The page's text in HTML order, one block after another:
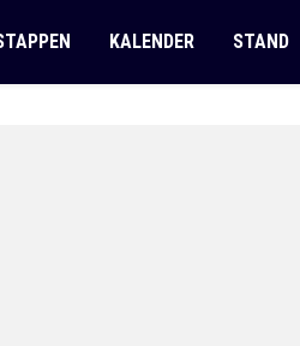
KALENDER STAND